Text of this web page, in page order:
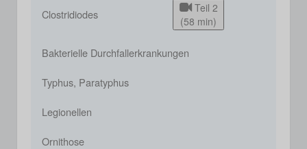
Clostridiodes
Teil 2
(58 min)
Bakterielle Durchfallerkrankungen
Typhus, Paratyphus
Legionellen
Ornithose